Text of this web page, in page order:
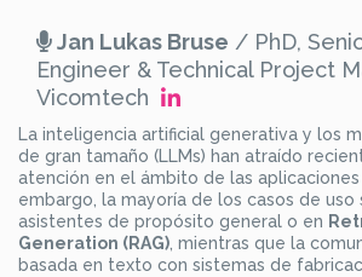
Jan Lukas Bruse / PhD,
Engineer & Technical Project
Vicomtech
La inteligencia artificial generativa y los
de gran tamaño (LLMs) han atraído
atención en el ámbito de las aplicaciones
embargo, la mayoría de los casos de uso
asistentes de propósito general o en
Generation (RAG) , mientras que la
basada en texto con sistemas de